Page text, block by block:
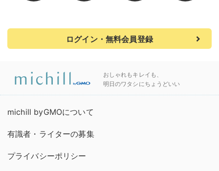
ログイン・無料会員登録
おしゃれもキレイも、
明日のワタシにちょうどいい
michill byGMOについて
有識者・ライターの募集
プライバシーポリシー